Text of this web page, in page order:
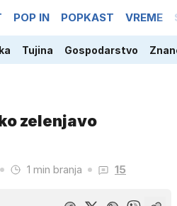
POP IN POPKAST VREME
Tujina Gospodarstvo
zelenjavo
1 min branja 15